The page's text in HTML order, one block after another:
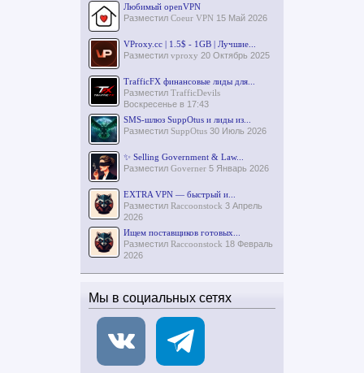
Любимый openVPN
Разместил Coeur VPN 15 Май 2026
VProxy.cc | 1.5$ - 1GB | Лучшие...
Разместил vproxy 20 Октябрь 2025
TrafficFX финансовые лиды для...
Разместил TrafficDevils
Воскресенье в 17:43
SMS-шлюз SuppOtus и лиды из...
Разместил SuppOtus 30 Июль 2026
✨ Selling Government & Law...
Разместил Governer 5 Январь 2026
EXTRA VPN — быстрый и...
Разместил Raccoonstock 3 Апрель
2026
Ищем поставщиков готовых...
Разместил Raccoonstock 18 Февраль
2026
Мы в социальных сетях